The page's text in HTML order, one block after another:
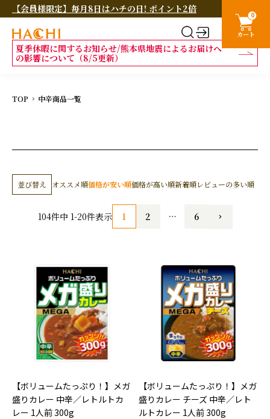
【会員様限定】毎月8日はハチの日! ポイント2倍
夏季休暇に関するお知らせ/熊本県地震によるお届けへ
の影響について（8/5更新）
0
カート
TOP 中辛商品一覧
並び替え オススメ順価格が安い順価格が高い順新着順レビューの多い順
104件中 1-20件表示 1 2 … 6
【ボリュームたっぷり！】メガ
盛りカレー 中辛／レトルトカ
レー 1人前 300g
【ボリュームたっぷり！】メガ
盛りカレー チーズ 中辛／レト
ルトカレー 1人前 300g